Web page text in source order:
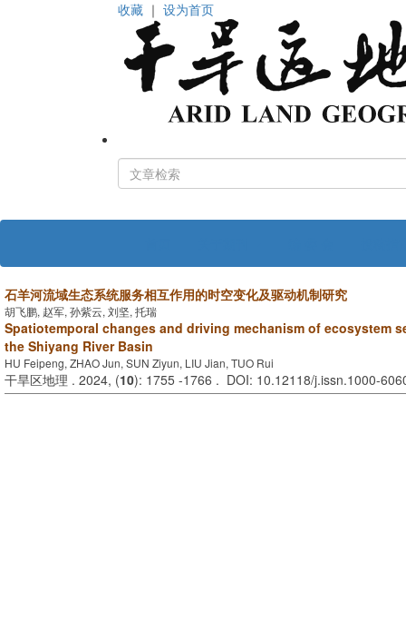
收藏 ｜ 设为首页
石羊河流域生态系统服务相互作用的时空变化及驱动机制研究
胡飞鹏, 赵军, 孙紫云, 刘坚, 托瑞
Spatiotemporal changes and driving mechanism of ecosystem
the Shiyang River Basin
HU Feipeng, ZHAO Jun, SUN Ziyun, LIU Jian, TUO Rui
干旱区地理 . 2024, (10): 1755 -1766 . DOI: 10.12118/j.issn.1000-